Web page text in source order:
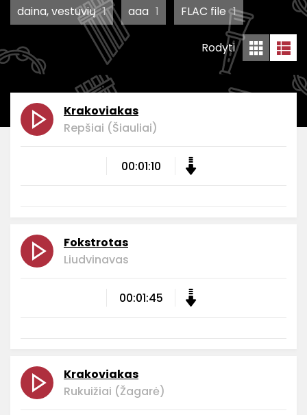
daina, vestuvių 1 aaa 1 FLAC file 1
Rodyti
Krakoviakas
Repšiai (Šiauliai)
00:01:10
Fokstrotas
Liudvinavas
00:01:45
Krakoviakas
Rukuižiai (Žagarė)